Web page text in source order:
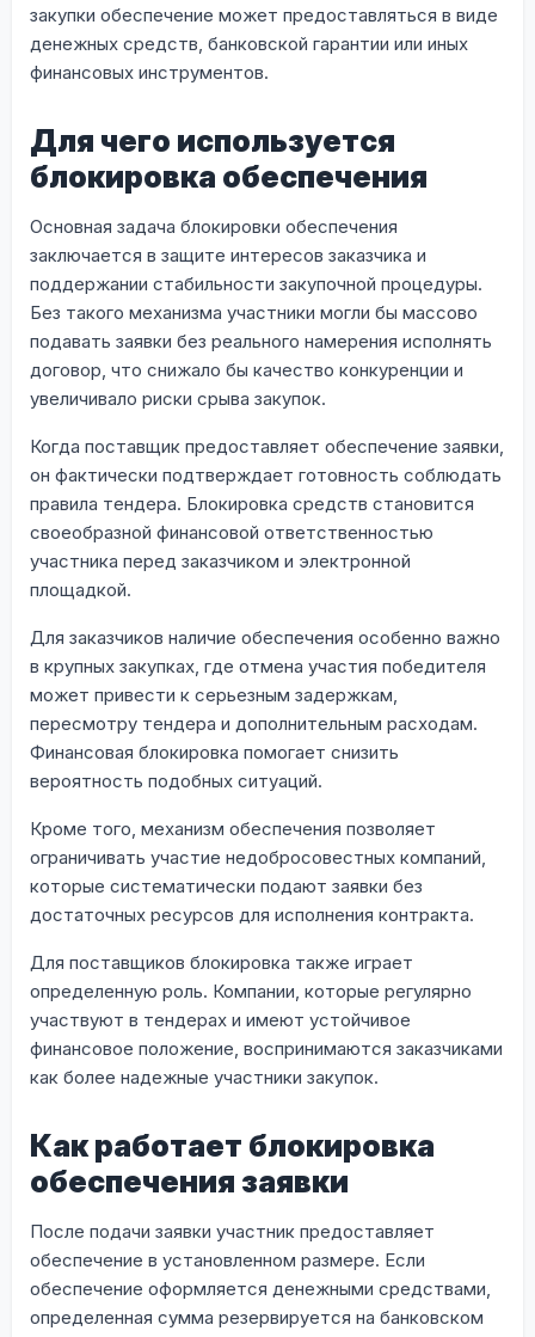
закупки обеспечение может предоставляться в виде
денежных средств, банковской гарантии или иных
финансовых инструментов.
Для чего используется
блокировка обеспечения
Основная задача блокировки обеспечения
заключается в защите интересов заказчика и
поддержании стабильности закупочной процедуры.
Без такого механизма участники могли бы массово
подавать заявки без реального намерения исполнять
договор, что снижало бы качество конкуренции и
увеличивало риски срыва закупок.
Когда поставщик предоставляет обеспечение заявки,
он фактически подтверждает готовность соблюдать
правила тендера. Блокировка средств становится
своеобразной финансовой ответственностью
участника перед заказчиком и электронной
площадкой.
Для заказчиков наличие обеспечения особенно важно
в крупных закупках, где отмена участия победителя
может привести к серьезным задержкам,
пересмотру тендера и дополнительным расходам.
Финансовая блокировка помогает снизить
вероятность подобных ситуаций.
Кроме того, механизм обеспечения позволяет
ограничивать участие недобросовестных компаний,
которые систематически подают заявки без
достаточных ресурсов для исполнения контракта.
Для поставщиков блокировка также играет
определенную роль. Компании, которые регулярно
участвуют в тендерах и имеют устойчивое
финансовое положение, воспринимаются заказчиками
как более надежные участники закупок.
Как работает блокировка
обеспечения заявки
После подачи заявки участник предоставляет
обеспечение в установленном размере. Если
обеспечение оформляется денежными средствами,
определенная сумма резервируется на банковском